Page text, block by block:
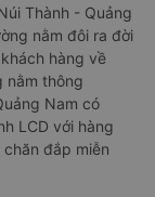
Thành - Quảng
nằm đôi ra đời
hàng về
nằm thông
Nam có
LCD với hàng
đắp miễn